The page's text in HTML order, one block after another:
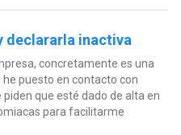
declararla inactiva
concretamente es una
puesto en contacto con
que esté dado de alta en
para facilitarme